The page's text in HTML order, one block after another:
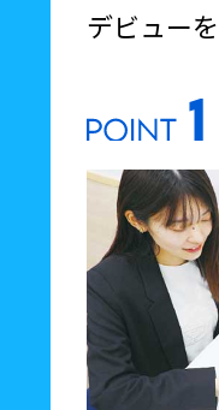
デビュー